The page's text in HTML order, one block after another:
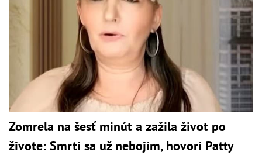
Zomrela na šesť minút a zažila život po
živote: Smrti sa už nebojím, hovorí Patty